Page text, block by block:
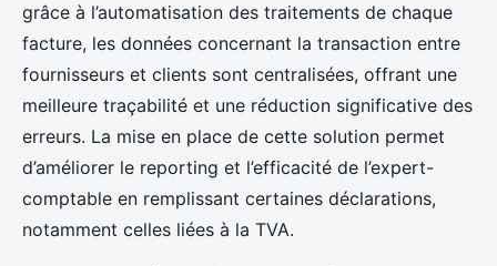
grâce à l’automatisation des traitements de chaque
facture, les données concernant la transaction entre
fournisseurs et clients sont centralisées, offrant une
meilleure traçabilité et une réduction significative des
erreurs. La mise en place de cette solution permet
d’améliorer le reporting et l’efficacité de l’expert-
comptable en remplissant certaines déclarations,
notamment celles liées à la TVA.